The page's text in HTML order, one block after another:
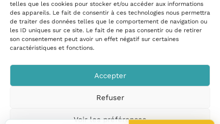
telles que les cookies pour stocker et/ou accéder aux informations
des appareils. Le fait de consentir à ces technologies nous permettra
de traiter des données telles que le comportement de navigation ou
les ID uniques sur ce site. Le fait de ne pas consentir ou de retirer
son consentement peut avoir un effet négatif sur certaines
caractéristiques et fonctions.
Accepter
Refuser
Voir les préférences
Mentions légales|Politique
de confidentialité
suggestions|Politique de
cookies